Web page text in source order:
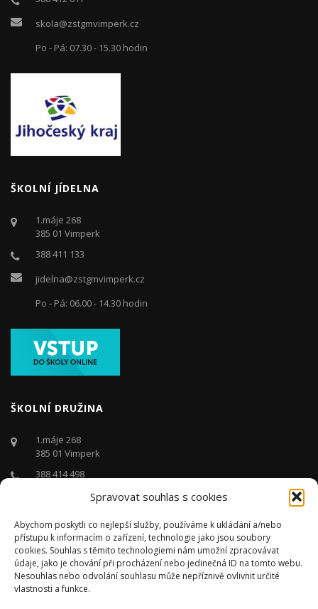
Spravovat souhlas s cookies
Abychom poskytli co nejlepší služby, používáme k ukládání a/nebo
přístupu k informacím o zařízení, technologie jako jsou soubory
cookies. Souhlas s těmito technologiemi nám umožní zpracovávat
údaje, jako je chování při procházení nebo jedinečná ID na tomto webu.
Nesouhlas nebo odvolání souhlasu může nepříznivě ovlivnit určité
vlastnosti a funkce.
skola@zstgmvimperk.cz
Po - Pá: 07.30 - 15.30 hodin
ŠKOLNÍ JÍDELNA
1.máje 268
385 01 Vimperk
388 411 133
jidelna@zstgmvimperk.cz
Po - Pá: 06.00 - 14.30 hodin
ŠKOLNÍ DRUŽINA
1.máje 268
385 01 Vimperk
388 414 498
druzina@zstgmvimperk.cz
Po - Pá: 06.00 - 16:00 hodin